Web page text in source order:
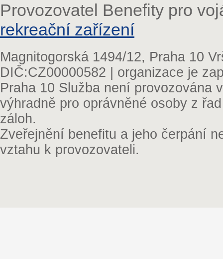
Provozovatel Benefity pro
rekreační zařízení
Magnitogorská 1494/12, Praha 10
DIČ:CZ00000582 | organizace je
Praha 10 Služba není provozována
výhradně pro oprávněné osoby z
záloh.
Zveřejnění benefitu a jeho čerpání
vztahu k provozovateli.